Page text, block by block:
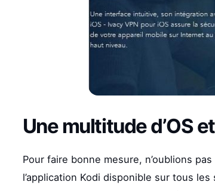
Une multitude d’OS
Pour faire bonne mesure, n’oublions
l’application Kodi disponible sur tous